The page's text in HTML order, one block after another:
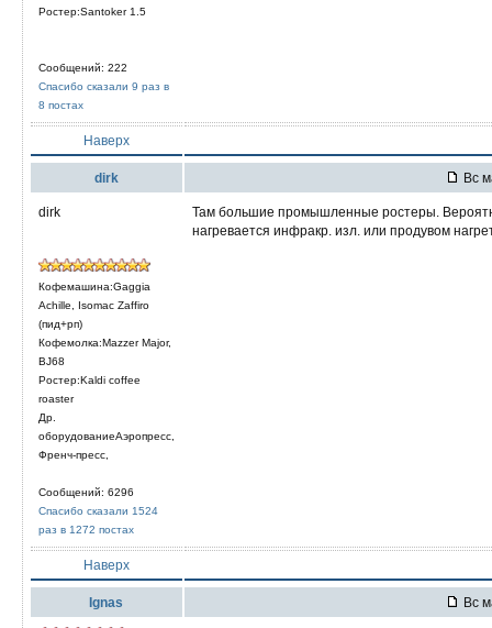
Ростер:Santoker 1.5
Сообщений: 222
Спасибо сказали 9 раз в
8 постах
Наверх
dirk Вс
dirk
Кофемашина:Gaggia
Achille, Isomac Zaffiro
(пид+рп)
Кофемолка:Mazzer Major,
BJ68
Ростер:Kaldi coffee
roaster
Др.
оборудованиеАэропресс,
Френч-пресс,
Сообщений: 6296
Спасибо сказали 1524
раз в 1272 постах
Там большие промышленные ростеры.
нагревается инфракр. изл. или продувом
Наверх
Ignas Вс